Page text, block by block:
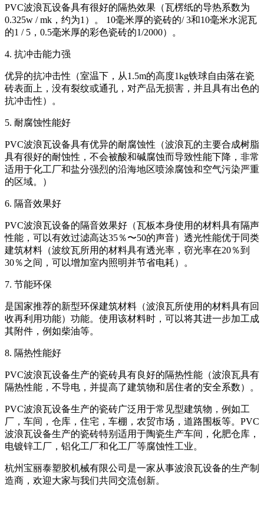
PVC波浪瓦设备具有很好的隔热效果（瓦楞纸的导热系数为
0.325w / mk，约为1）。 10毫米厚的瓷砖的/ 3和10毫米水泥瓦
的1 / 5，0.5毫米厚的彩色瓷砖的1/2000）。
4. 抗冲击能力强
优异的抗冲击性（室温下，从1.5m的高度1kg铁球自由落在瓷
砖表面上，没有裂纹或通孔，对产品无损害，并且具有出色的
抗冲击性）。
5. 耐腐蚀性能好
PVC波浪瓦设备具有优异的耐腐蚀性（波浪瓦的主要合成树脂
具有很好的耐蚀性，不会被酸和碱腐蚀而导致性能下降，非常
适用于化工厂和盐分强烈的沿海地区喷涂腐蚀和空气污染严重
的区域。）
6. 隔音效果好
PVC波浪瓦设备的隔音效果好（瓦板本身使用的材料具有隔声
性能，可以有效过滤高达35％〜50的声音）透光性能优于同类
建筑材料（波纹瓦所用的材料具有透光率，窃光率在20％到
30％之间，可以增加室内照明并节省电耗）。
7. 节能环保
是国家推荐的新型环保建筑材料（波浪瓦所使用的材料具有回
收再利用功能）功能。使用该材料时，可以将其进一步加工成
其附件，例如柴油等。
8. 隔热性能好
PVC波浪瓦设备生产的瓷砖具有良好的隔热性能（波浪瓦具有
隔热性能，不导电，并提高了建筑物和居住者的安全系数）。
PVC波浪瓦设备生产的瓷砖广泛用于常见型建筑物，例如工
厂，车间，仓库，住宅，车棚，农贸市场，道路围板等。PVC
波浪瓦设备生产的瓷砖特别适用于陶瓷生产车间，化肥仓库，
电镀锌工厂，铝化工厂和化工厂等腐蚀性工业。
杭州宝丽泰塑胶机械有限公司是一家从事波浪瓦设备的生产制
造商，欢迎大家与我们共同交流创新。